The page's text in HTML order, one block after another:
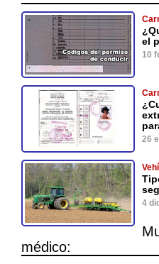
el
10
26
4
médico: